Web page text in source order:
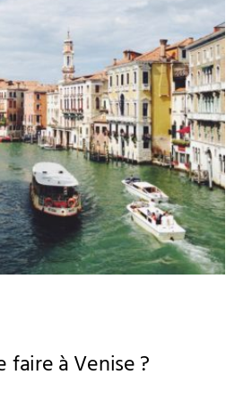
faire à Venise ?